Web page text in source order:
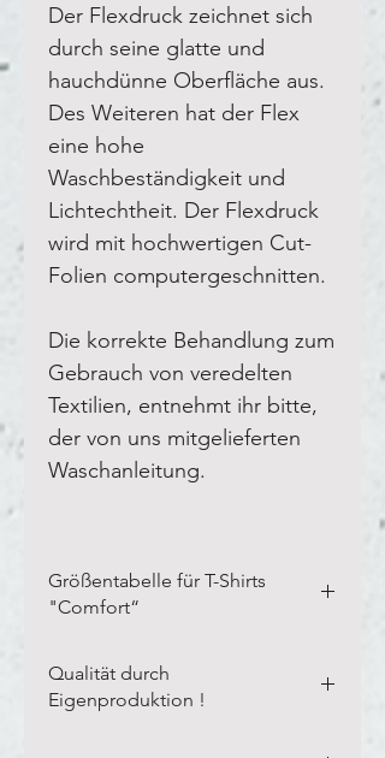
Der Flexdruck zeichnet sich
durch seine glatte und
hauchdünne Oberfläche aus.
Des Weiteren hat der Flex
eine hohe
Waschbeständigkeit und
Lichtechtheit. Der Flexdruck
wird mit hochwertigen Cut-
Folien computergeschnitten.
Die korrekte Behandlung zum
Gebrauch von veredelten
Textilien, entnehmt ihr bitte,
der von uns mitgelieferten
Waschanleitung.
Größentabelle für T-Shirts
"Comfort“
Textilien in der Breite und Länge,
wie auf unserem Blanco-Textil
Qualität durch
Eigenproduktion !